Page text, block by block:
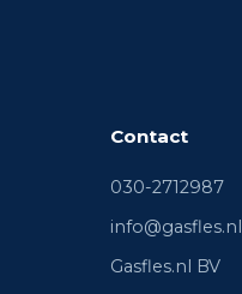
Contact
030-2712987
info@gasfles.nl
Gasfles.nl BV